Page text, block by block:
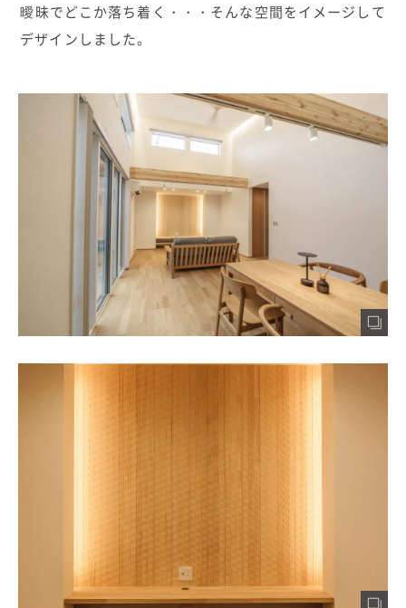
お電話での
お問い合わせ
0120-37-1806
曖昧でどこか落ち着く・・・そんな空間をイメージして
デザインしました。